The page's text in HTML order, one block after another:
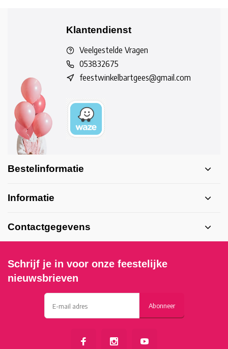
Klantendienst
Veelgestelde Vragen
053832675
feestwinkelbartgees@gmail.com
Bestelinformatie
Informatie
Contactgegevens
Schrijf je in voor onze feestelijke
nieuwsbrieven
Abonneer